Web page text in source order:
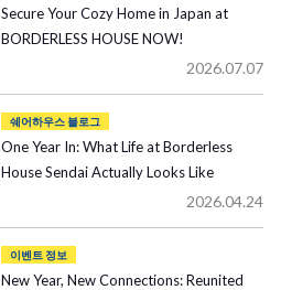
Secure Your Cozy Home in Japan at
BORDERLESS HOUSE NOW!
2026.07.07
쉐어하우스 블로그
One Year In: What Life at Borderless
House Sendai Actually Looks Like
2026.04.24
이벤트 정보
New Year, New Connections: Reunited